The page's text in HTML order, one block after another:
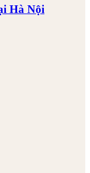
Hà Nội